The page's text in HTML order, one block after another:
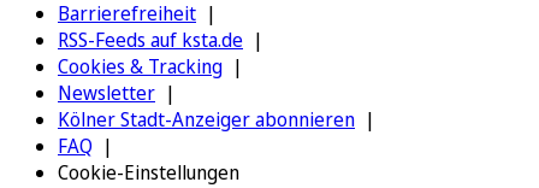
Barrierefreiheit
RSS-Feeds auf ksta.de
Cookies & Tracking
Newsletter
Kölner Stadt-Anzeiger abonnieren
FAQ
Cookie-Einstellungen